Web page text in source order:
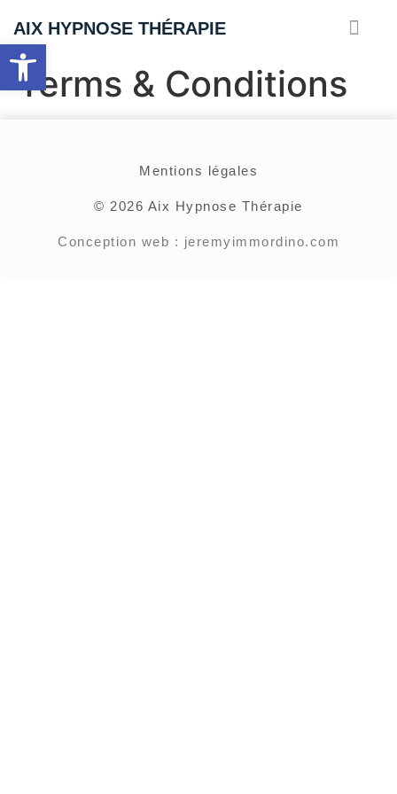
AIX HYPNOSE THÉRAPIE
Terms & Conditions
Mentions légales
© 2026 Aix Hypnose Thérapie
Conception web : jeremyimmordino.com
Ouvrir la barre d’outils